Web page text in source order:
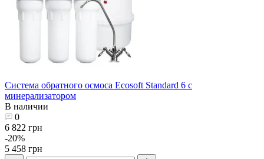
Система обратного осмоса Ecosoft Standard 6 с
минерализатором
В наличии
0
6 822 грн
-20%
5 458 грн